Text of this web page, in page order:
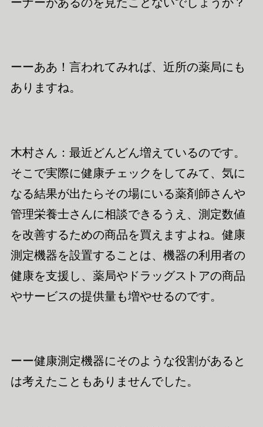
ーーああ！言われてみれば、近所の薬局にも
ありますね。
木村さん：最近どんどん増えているのです。
そこで実際に健康チェックを してみて、気に
なる結果が出たらその場にいる薬剤師さんや
管理栄養士さんに相談できるうえ、測定数値
を改善するための商品を買えますよね。健康
測定機器を設置することは、機器の利用者の
健康を支援し、薬局やドラッグストアの商品
やサービスの提供量も増やせるのです。
ーー健康測定機器にそのような役割があると
は考えたこともありませんでした。